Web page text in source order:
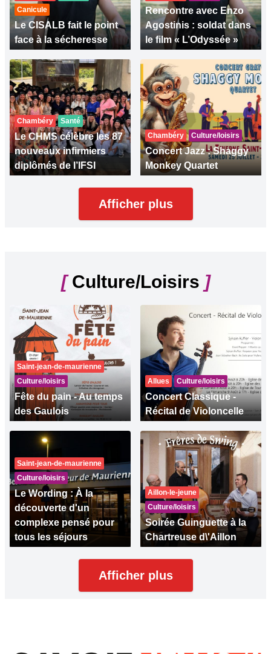
Canicule
Le CISALB fait le point
face à la sécheresse
Rencontre avec Enzo
Agostinis : soldat dans
le film « L’Odyssée »
Chambéry Santé
Le CHMS célèbre les 87
nouveaux infirmiers
diplômés de l’IFSI
Chambéry Culture/loisirs
Concert Jazz : Shaggy
Monkey Quartet
Afficher plus
[Culture/Loisirs ]
Saint-jean-de-maurienne
Culture/loisirs
Fête du pain - Au temps
des Gaulois
Allues Culture/loisirs
Concert Classique -
Récital de Violoncelle
Saint-jean-de-maurienne
Culture/loisirs
Le Wording : À la
découverte d'un
complexe pensé pour
tous les séjours
Aillon-le-jeune
Culture/loisirs
Soirée Guinguette à la
Chartreuse d\'Aillon
Afficher plus